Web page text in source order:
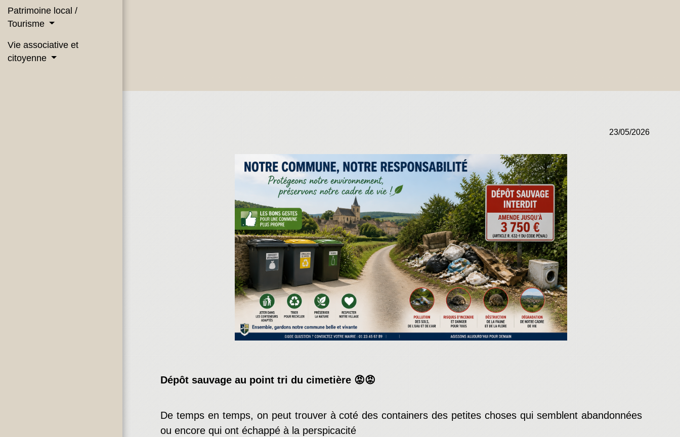
Patrimoine local /
Tourisme
Vie associative et
citoyenne
23/05/2026
Dépôt sauvage au point tri du cimetière 😡😡
De temps en temps, on peut trouver à coté des containers des petites choses qui semblent abandonnées
ou encore qui ont échappé à la perspicacité